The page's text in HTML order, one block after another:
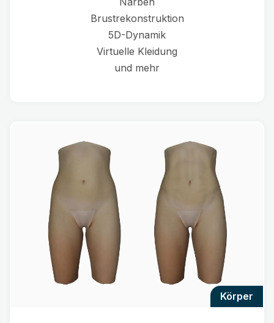
Brustrekonstruktion
5D-Dynamik
Virtuelle Kleidung
und mehr
körper